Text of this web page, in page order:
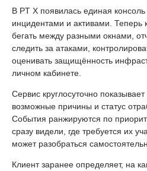
В PT X появилась единая
инцидентами и активами. Теперь
бегать между разными окнами,
следить за атаками,
оценивать защищённость
личном кабинете.
Сервис круглосуточно
возможные причины и статус
События ранжируются по
сразу видели, где требуется их
может разобраться
Клиент заранее определяет, на